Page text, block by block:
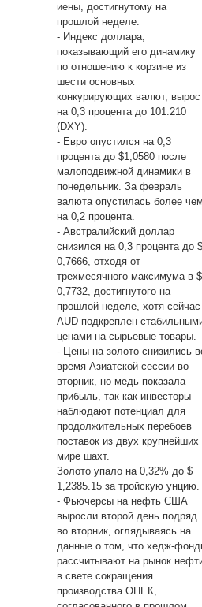
иены, достигнутому на
прошлой неделе.
- Индекс доллара,
показывающий его динамику
по отношению к корзине из
шести основных
конкурирующих валют, вырос
на 0,3 процента до 101.210
(DXY).
- Евро опустился на 0,3
процента до $1,0580 после
малоподвижной динамики в
понедельник. За февраль
валюта опустилась более
на 0,2 процента.
- Австралийский доллар
снизился на 0,3 процента до
0,7666, отходя от
трехмесячного максимума в $
0,7732, достигнутого на
прошлой неделе, хотя сейчас
AUD подкреплен
ценами на сырьевые товары.
- Цены на золото снизились
время Азиатской сессии во
вторник, но медь показала
прибыль, так как инвесторы
наблюдают потенциал для
продолжительных перебоев
поставок из двух крупнейших
мире шахт.
Золото упало на 0,32% до $
1,2385.15 за тройскую унцию.
- Фьючерсы на нефть США
выросли второй день подряд
во вторник, оглядываясь на
данные о том, что хедж-
рассчитывают на рынок
в свете сокращения
производства ОПЕК,